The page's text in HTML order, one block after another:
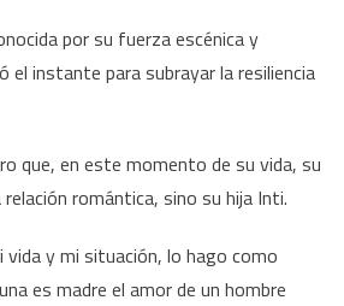
por su fuerza escénica y
el instante para subrayar la resiliencia
que, en este momento de su vida, su
romántica, sino su hija Inti.
vida y mi situación, lo hago como
es madre el amor de un hombre